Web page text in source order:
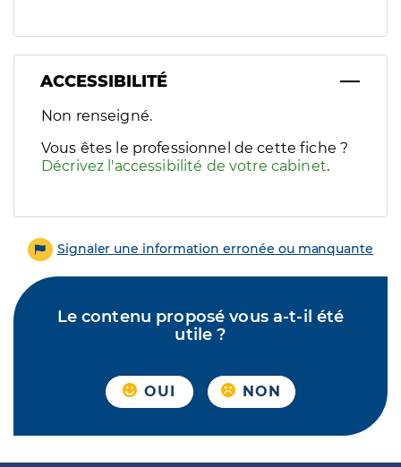
ACCESSIBILITÉ
Filtres
Sélectionnez un ou plusieurs handicaps/besoins
Non renseigné.
Vous êtes le professionnel de cette fiche ?
Décrivez l'accessibilité de votre cabinet.
Signaler une information erronée ou manquante
Le contenu proposé vous a-t-il été
utile ?
OUI NON